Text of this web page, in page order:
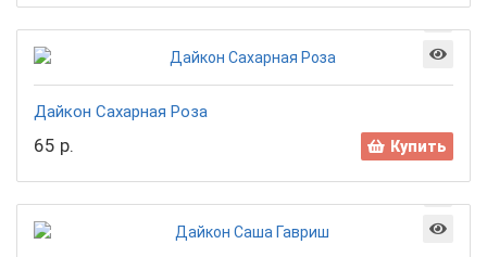
Дайкон Сахарная Роза
65 р. Купить